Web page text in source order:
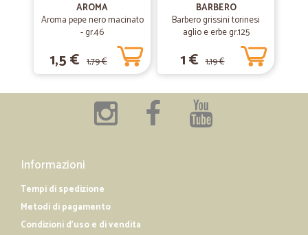
AROMA
Aroma pepe nero macinato
- gr.46
1,5 € 1,79 €
BARBERO
Barbero grissini torinesi
aglio e erbe gr.125
1 € 1,19 €
Informazioni
Tempi di spedizione
Metodi di pagamento
Condizioni d'uso e di vendita